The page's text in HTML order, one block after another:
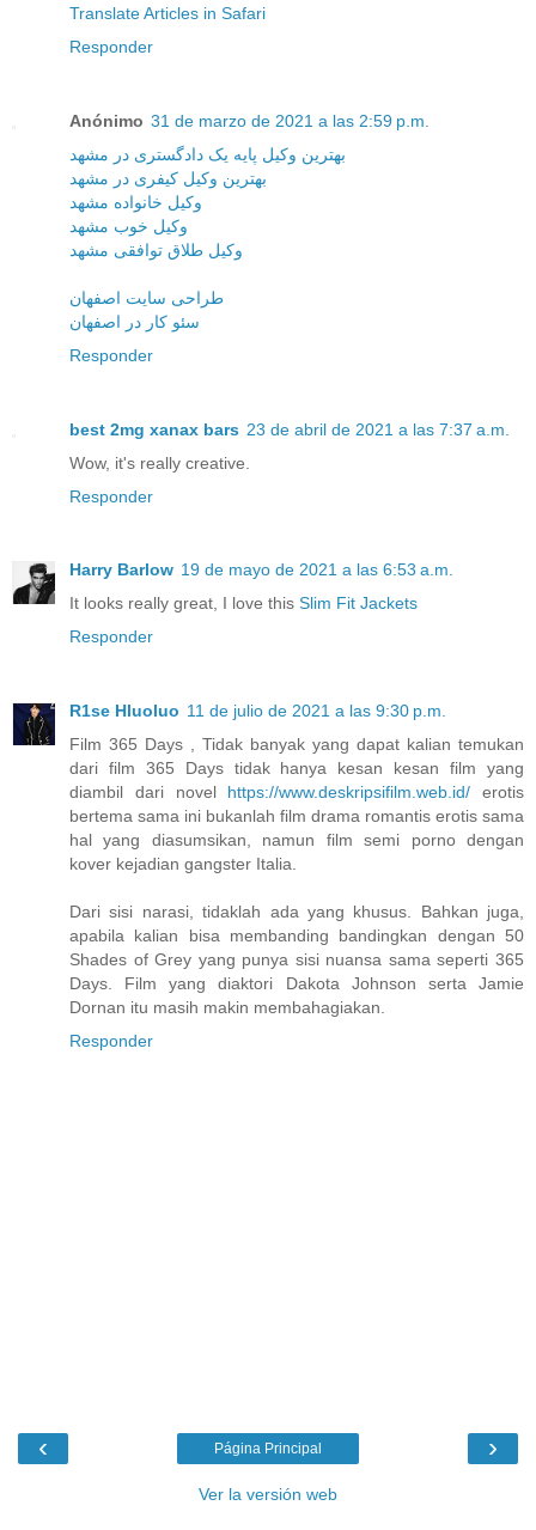
Translate Articles in Safari
Responder
Anónimo 31 de marzo de 2021 a las 2:59 p.m.
بهترین وکیل پایه یک دادگستری در مشهد
بهترین وکیل کیفری در مشهد
وکیل خانواده مشهد
وکیل خوب مشهد
وکیل طلاق توافقی مشهد
طراحی سایت اصفهان
سئو کار در اصفهان
Responder
best 2mg xanax bars 23 de abril de 2021 a las 7:37 a.m.
Wow, it's really creative.
Responder
Harry Barlow 19 de mayo de 2021 a las 6:53 a.m.
It looks really great, I love this Slim Fit Jackets
Responder
R1se Hluoluo 11 de julio de 2021 a las 9:30 p.m.
Film 365 Days , Tidak banyak yang dapat kalian temukan
dari film 365 Days tidak hanya kesan kesan film yang
diambil dari novel https://www.deskripsifilm.web.id/ erotis
bertema sama ini bukanlah film drama romantis erotis sama
hal yang diasumsikan, namun film semi porno dengan
kover kejadian gangster Italia.
Dari sisi narasi, tidaklah ada yang khusus. Bahkan juga,
apabila kalian bisa membanding bandingkan dengan 50
Shades of Grey yang punya sisi nuansa sama seperti 365
Days. Film yang diaktori Dakota Johnson serta Jamie
Dornan itu masih makin membahagiakan.
Responder
‹ ›
Página Principal
Ver la versión web